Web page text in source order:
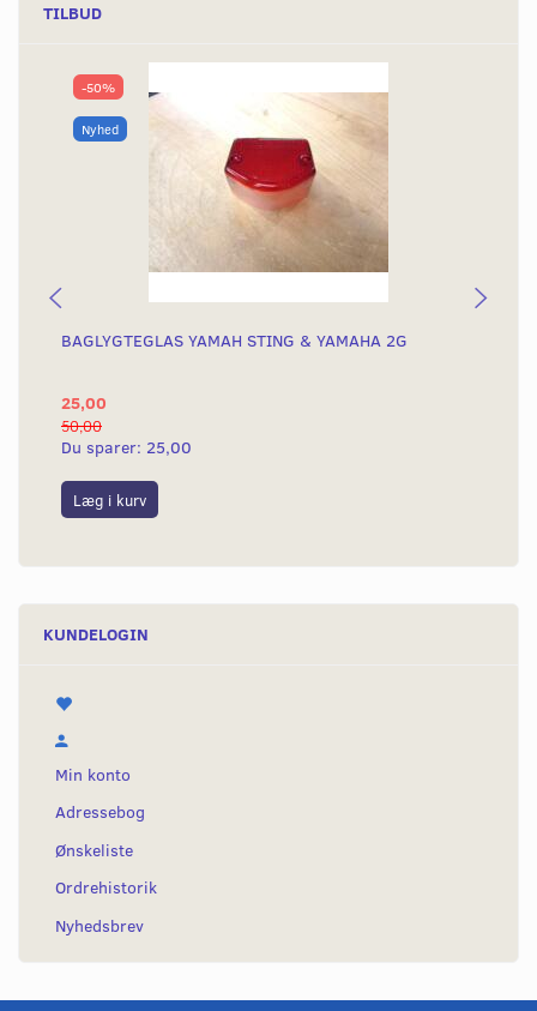
TILBUD
-50%
Nyhed
BAGLYGTEGLAS YAMAH STING & YAMAHA 2G
25,00
50,00
Du sparer: 25,00
Læg i kurv
KUNDELOGIN
Min konto
Adressebog
Ønskeliste
Ordrehistorik
Nyhedsbrev